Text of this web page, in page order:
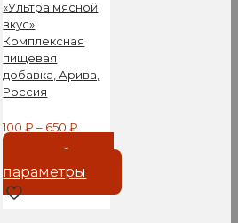
«Ультра мясной
вкус»
Комплексная
пищевая
добавка, Арива,
Россия
100₽ – 650₽
параметры
Этот